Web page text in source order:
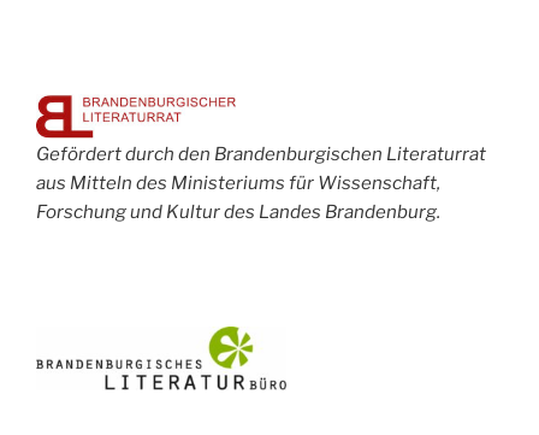
Gefördert durch den Brandenburgischen Literaturrat
aus Mitteln des Ministeriums für Wissenschaft,
Forschung und Kultur des Landes Brandenburg.